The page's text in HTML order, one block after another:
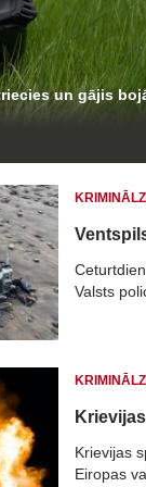
un gājis
Valsts
Krievijas
Eiropas